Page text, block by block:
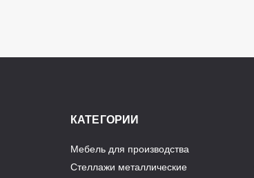
КАТЕГОРИИ
Мебель для производства
Стеллажи металлические